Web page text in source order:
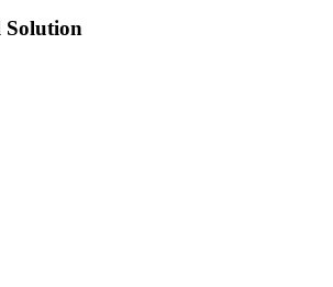
Solution